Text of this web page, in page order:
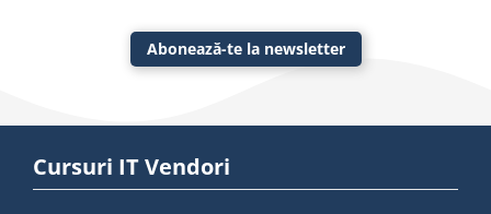
Abonează-te la newsletter
Cursuri IT Vendori